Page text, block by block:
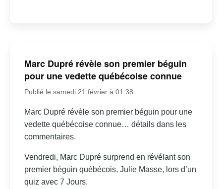
Marc Dupré révèle son premier béguin
pour une vedette québécoise connue
Publié le samedi 21 février à 01:38
Marc Dupré révèle son premier béguin pour une
vedette québécoise connue… détails dans les
commentaires.
Vendredi, Marc Dupré surprend en révélant son
premier béguin québécois, Julie Masse, lors d’un
quiz avec 7 Jours.